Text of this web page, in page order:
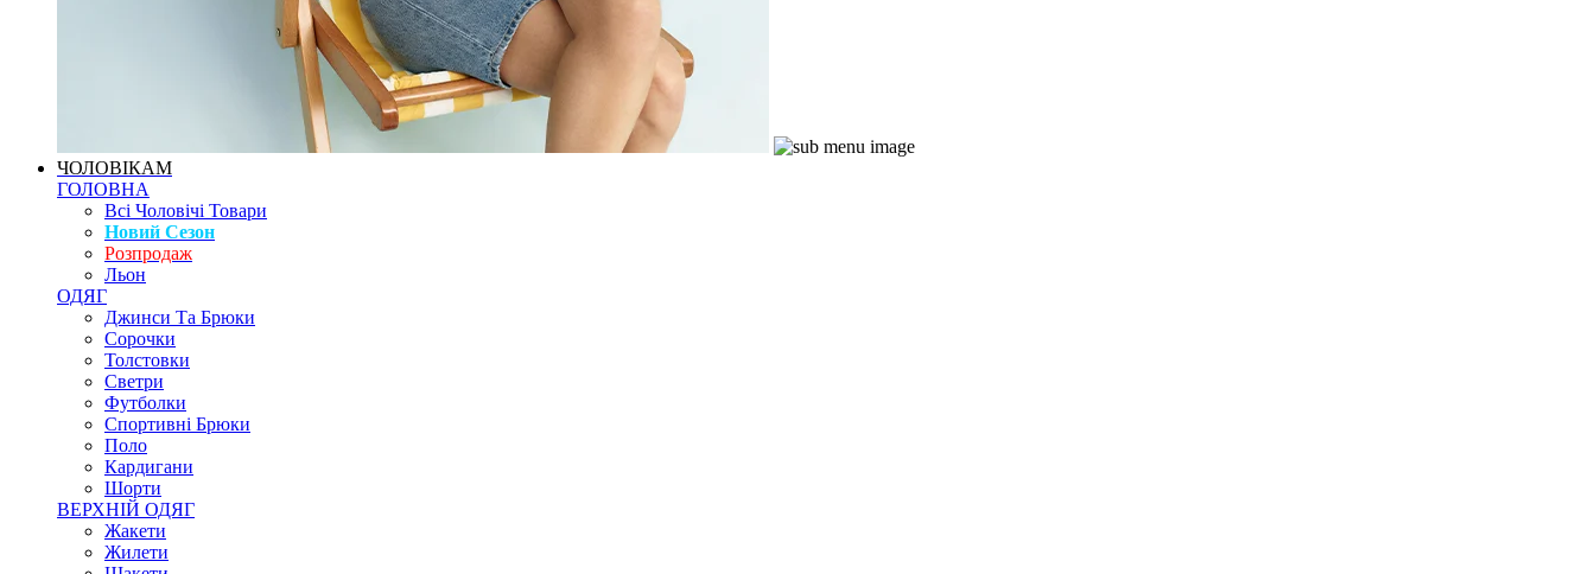
ЧОЛОВІКАМ
ГОЛОВНА
Всі Чоловічі Товари
Новий Сезон
Розпродаж
Льон
ОДЯГ
Джинси Та Брюки
Сорочки
Толстовки
Светри
Футболки
Спортивні Брюки
Поло
Кардигани
Шорти
ВЕРХНІЙ ОДЯГ
Жакети
Жилети